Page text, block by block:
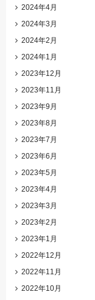
2024年4月
2024年3月
2024年2月
2024年1月
2023年12月
2023年11月
2023年9月
2023年8月
2023年7月
2023年6月
2023年5月
2023年4月
2023年3月
2023年2月
2023年1月
2022年12月
2022年11月
2022年10月